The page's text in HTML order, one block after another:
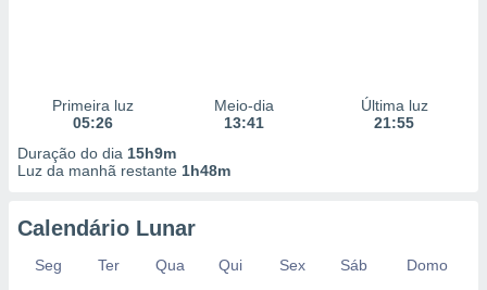
Primeira luz
05:26
Meio-dia
13:41
Última luz
21:55
Duração do dia 15h9m
Luz da manhã restante 1h48m
Calendário Lunar
Seg Ter Qua Qui Sex Sáb
Domo